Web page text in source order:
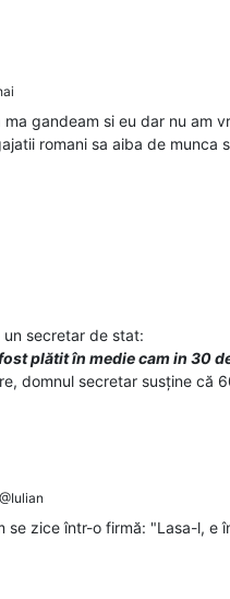
ma gandeam si eu dar nu am
romani sa aiba de munca
un secretar de stat:
plătit în medie cam in 30
domnul secretar susține că
@Iulian
se zice într-o firmă: "Lasa-l, e